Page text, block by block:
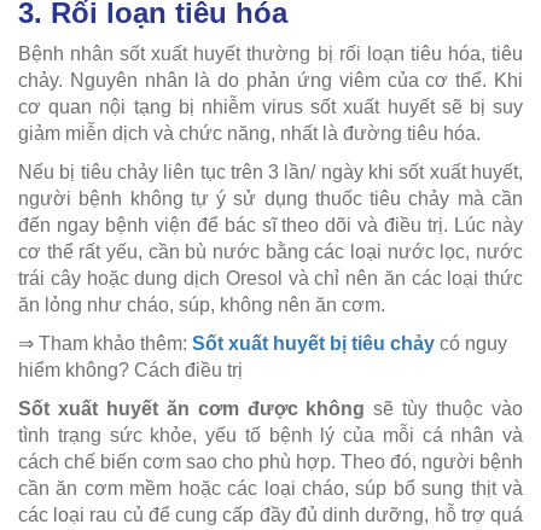
3. Rối loạn tiêu hóa
Bệnh nhân sốt xuất huyết thường bị rối loạn tiêu hóa, tiêu
chảy. Nguyên nhân là do phản ứng viêm của cơ thể. Khi
cơ quan nội tạng bị nhiễm virus sốt xuất huyết sẽ bị suy
giảm miễn dịch và chức năng, nhất là đường tiêu hóa.
Nếu bị tiêu chảy liên tục trên 3 lần/ ngày khi sốt xuất huyết,
người bệnh không tự ý sử dụng thuốc tiêu chảy mà cần
đến ngay bệnh viện để bác sĩ theo dõi và điều trị. Lúc này
cơ thể rất yếu, cần bù nước bằng các loại nước lọc, nước
trái cây hoặc dung dịch Oresol và chỉ nên ăn các loại thức
ăn lỏng như cháo, súp, không nên ăn cơm.
⇒ Tham khảo thêm: Sốt xuất huyết bị tiêu chảy có nguy
hiểm không? Cách điều trị
Sốt xuất huyết ăn cơm được không sẽ tùy thuộc vào
tình trạng sức khỏe, yếu tố bệnh lý của mỗi cá nhân và
cách chế biến cơm sao cho phù hợp. Theo đó, người bệnh
cần ăn cơm mềm hoặc các loại cháo, súp bổ sung thịt và
các loại rau củ để cung cấp đầy đủ dinh dưỡng, hỗ trợ quá